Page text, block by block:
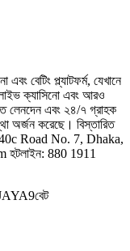
বেটিং প্ল্যাটফর্ম, যেখানে
ক্যাসিনো এবং আরও
লেনদেন এবং ২৪/৭ গ্রাহক
অর্জন করেছে। বিস্তারিত
Road No. 7, Dhaka,
হটলাইন: 880 1911